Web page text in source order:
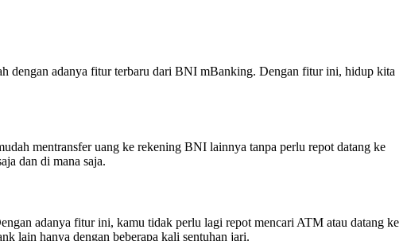
dengan adanya fitur terbaru dari BNI mBanking. Dengan fitur ini, hidup kita
mentransfer uang ke rekening BNI lainnya tanpa perlu repot datang ke
dan di mana saja.
adanya fitur ini, kamu tidak perlu lagi repot mencari ATM atau datang ke
lain hanya dengan beberapa kali sentuhan jari.